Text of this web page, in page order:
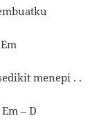
menepi . .
– D